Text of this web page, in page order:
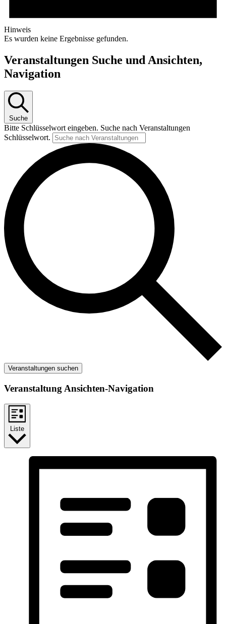
Hinweis
Es wurden keine Ergebnisse gefunden.
Veranstaltungen Suche und Ansichten,
Navigation
Suche
Bitte Schlüsselwort eingeben. Suche nach Veranstaltungen
Schlüsselwort.
Veranstaltungen suchen
Veranstaltung Ansichten-Navigation
Liste